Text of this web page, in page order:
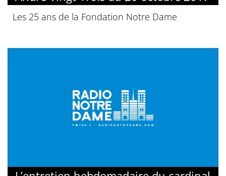
Les 25 ans de la Fondation Notre Dame